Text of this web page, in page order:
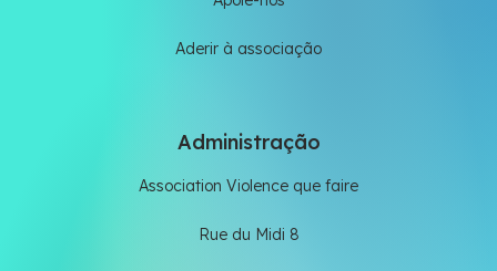
Aderir à associação
Administração
Association Violence que faire
Rue du Midi 8